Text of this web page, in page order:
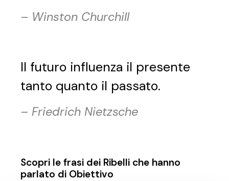
– Winston Churchill
Il futuro influenza il presente
tanto quanto il passato.
– Friedrich Nietzsche
Scopri le frasi dei Ribelli che hanno
parlato di Obiettivo